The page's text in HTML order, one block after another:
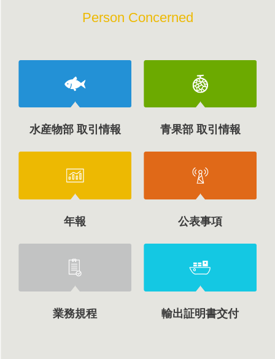
Person Concerned
水産物部 取引情報 青果部 取引情報
年報 公表事項
業務規程 輸出証明書交付